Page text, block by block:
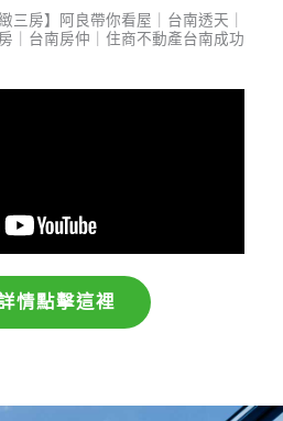
三房】阿良帶你看屋｜台南透天｜
｜台南房仲｜住商不動產台南成功
情點擊這裡